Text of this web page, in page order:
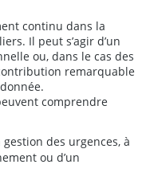
continu dans la
Il peut s’agir d’un
ou, dans le cas des
remarquable
comprendre
des urgences, à
ou d’un